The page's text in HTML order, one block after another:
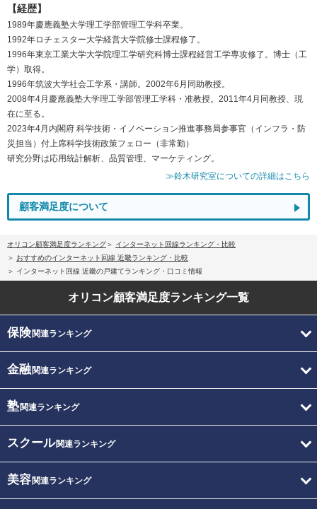
【経歴】
1989年慶應義塾大学理工学部管理工学科卒業。
1992年ロチェスター大学経営大学院修士課程修了。
1996年東京工業大学大学院理工学研究科博士課程経営工学専攻修了。博士（工
学）取得。
1996年筑波大学社会工学系・講師。2002年6月同助教授。
2008年4月慶應義塾大学理工学部管理工学科・准教授。2011年4月同教授、現
在に至る。
2023年4月内閣府 科学技術・イノベーション推進事務局参事官（インフラ・防
災担当）付上席科学技術政策フェロー（非常勤）
研究分野は応用統計解析、品質管理、マーケティング。
≫鈴木研究室についての詳細はこちら
顧客満足度について
オリコン顧客満足度ランキング
インターネット回線ランキング・比較
おすすめのインターネット回線 近畿ランキング・比較
インターネット回線 近畿の戸建てランキング・口コミ情報
オリコン顧客満足度ランキング一覧
保険関連ランキング
金融関連ランキング
塾関連ランキング
スクール関連ランキング
美容関連ランキング